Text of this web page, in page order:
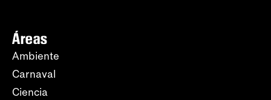
Áreas
Ambiente
Carnaval
Ciencia